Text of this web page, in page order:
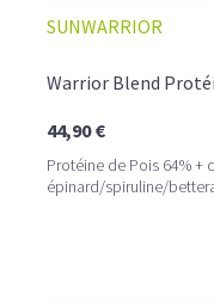
SUNWARRIOR
Warrior Blend
44,90 €
Protéine de Pois 64% +
épinard/spiruline/